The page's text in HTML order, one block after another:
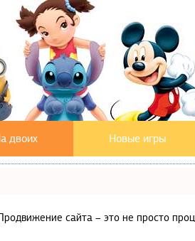
двоих Новые игры
сайта – это не просто